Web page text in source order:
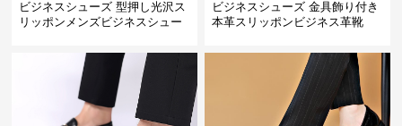
ビジネスシューズ 型押し光沢ス
リッポンメンズビジネスシュー
ビジネスシューズ 金具飾り付き
本革スリッポンビジネス革靴